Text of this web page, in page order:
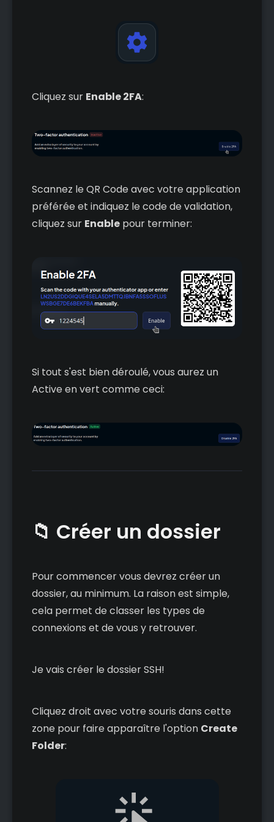
Cliquez sur Enable 2FA:
Scannez le QR Code avec votre application
préférée et indiquez le code de validation,
cliquez sur Enable pour terminer:
Si tout s'est bien déroulé, vous aurez un
Active en vert comme ceci:
📁 Créer un dossier
Pour commencer vous devrez créer un
dossier, au minimum. La raison est simple,
cela permet de classer les types de
connexions et de vous y retrouver.
Je vais créer le dossier SSH!
Cliquez droit avec votre souris dans cette
zone pour faire apparaître l'option Create
Folder: